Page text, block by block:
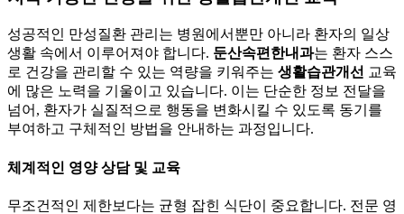
성공적인 만성질환 관리는 병원에서뿐만 아니라 환자의 일상
생활 속에서 이루어져야 합니다. 둔산속편한내과는 환자 스스
로 건강을 관리할 수 있는 역량을 키워주는 생활습관개선 교육
에 많은 노력을 기울이고 있습니다. 이는 단순한 정보 전달을
넘어, 환자가 실질적으로 행동을 변화시킬 수 있도록 동기를
부여하고 구체적인 방법을 안내하는 과정입니다.
체계적인 영양 상담 및 교육
무조건적인 제한보다는 균형 잡힌 식단이 중요합니다. 전문 영